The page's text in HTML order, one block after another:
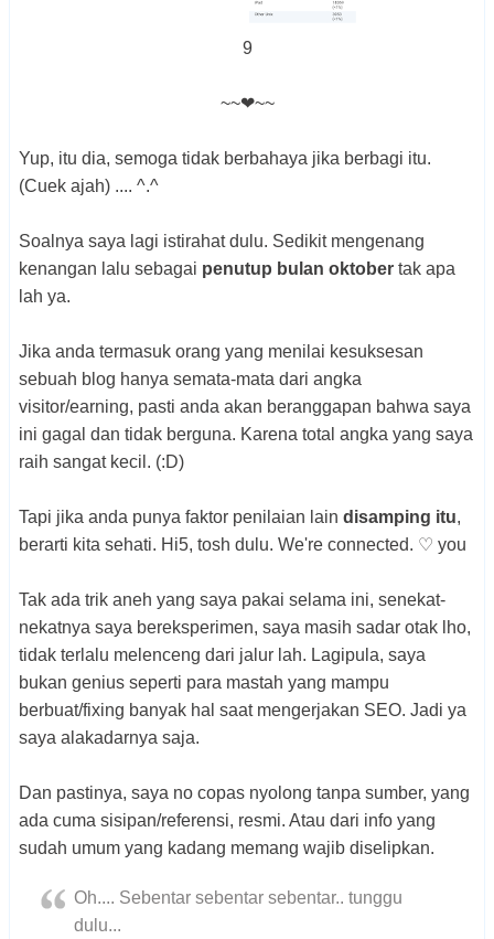
9
~~❤~~
Yup, itu dia, semoga tidak berbahaya jika berbagi itu.
(Cuek ajah) .... ^.^
Soalnya saya lagi istirahat dulu. Sedikit mengenang
kenangan lalu sebagai penutup bulan oktober tak apa
lah ya.
Jika anda termasuk orang yang menilai kesuksesan
sebuah blog hanya semata-mata dari angka
visitor/earning, pasti anda akan beranggapan bahwa saya
ini gagal dan tidak berguna. Karena total angka yang saya
raih sangat kecil. (:D)
Tapi jika anda punya faktor penilaian lain disamping itu,
berarti kita sehati. Hi5, tosh dulu. We're connected. ♡ you
Tak ada trik aneh yang saya pakai selama ini, senekat-
nekatnya saya bereksperimen, saya masih sadar otak lho,
tidak terlalu melenceng dari jalur lah. Lagipula, saya
bukan genius seperti para mastah yang mampu
berbuat/fixing banyak hal saat mengerjakan SEO. Jadi ya
saya alakadarnya saja.
Dan pastinya, saya no copas nyolong tanpa sumber, yang
ada cuma sisipan/referensi, resmi. Atau dari info yang
sudah umum yang kadang memang wajib diselipkan.
Oh.... Sebentar sebentar sebentar.. tunggu
dulu...